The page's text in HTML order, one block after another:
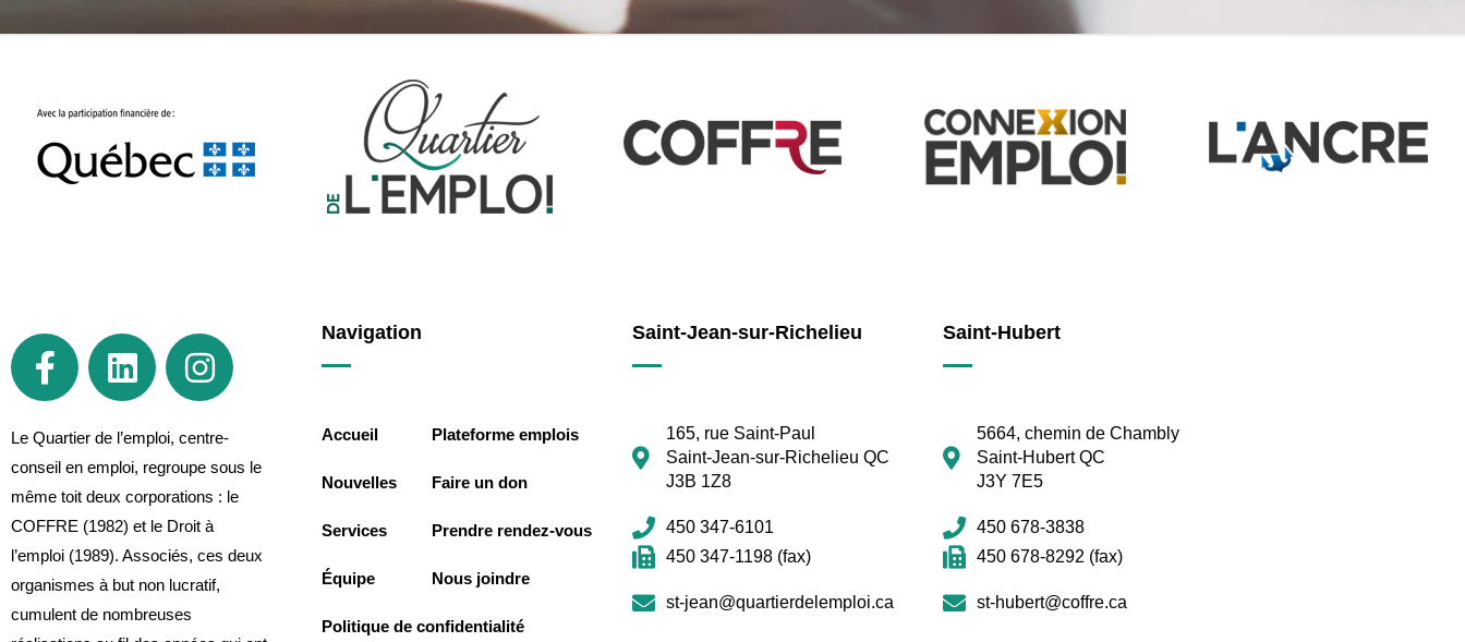
Le Quartier de l’emploi, centre-
conseil en emploi, regroupe sous le
même toit deux corporations : le
COFFRE (1982) et le Droit à
l’emploi (1989). Associés, ces deux
organismes à but non lucratif,
cumulent de nombreuses
Navigation
Accueil
Nouvelles
Services
Équipe
Plateforme emplois
Faire un don
Prendre rendez-vous
Nous joindre
Politique de confidentialité
Saint-Jean-sur-Richelieu
165, rue Saint-Paul
Saint-Jean-sur-Richelieu QC
J3B 1Z8
450 347-6101
450 347-1198 (fax)
st-jean@quartierdelemploi.ca
Saint-Hubert
5664, chemin de Chambly
Saint-Hubert QC
J3Y 7E5
450 678-3838
450 678-8292 (fax)
st-hubert@coffre.ca